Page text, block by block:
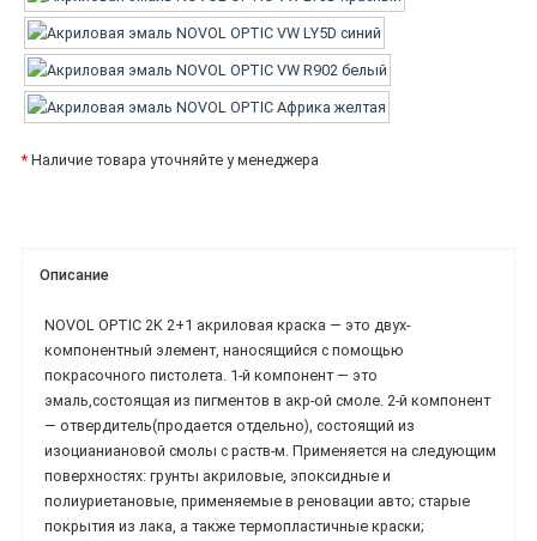
* Наличие товара уточняйте у менеджера
Описание
NOVOL OPTIC 2K 2+1 акриловая краска — это двух-
компонентный элемент, наносящийся с помощью
покрасочного пистолета. 1-й компонент — это
эмаль,состоящая из пигментов в акр-ой смоле. 2-й компонент
— отвердитель(продается отдельно), состоящий из
изоцианиановой смолы с раств-м. Применяется на следующим
поверхностях: грунты акриловые, эпоксидные и
полиуриетановые, применяемые в реновации авто; старые
покрытия из лака, а также термопластичные краски;